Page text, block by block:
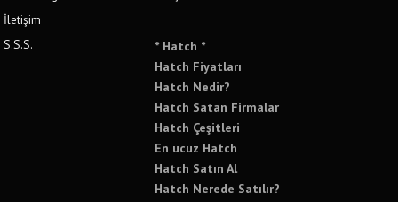
İletişim
S.S.S.
* Hatch *
Hatch Fiyatları
Hatch Nedir?
Hatch Satan Firmalar
Hatch Çeşitleri
En ucuz Hatch
Hatch Satın Al
Hatch Nerede Satılır?